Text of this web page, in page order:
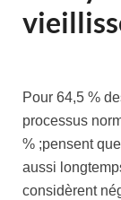
Pour 64,5 %
processus
% ;pensent
aussi
considèrent